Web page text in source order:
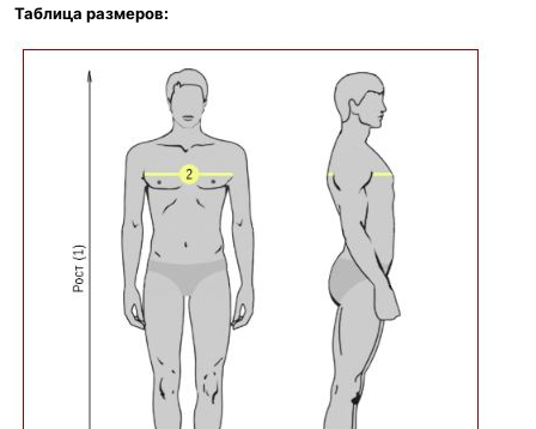
Таблица размеров: